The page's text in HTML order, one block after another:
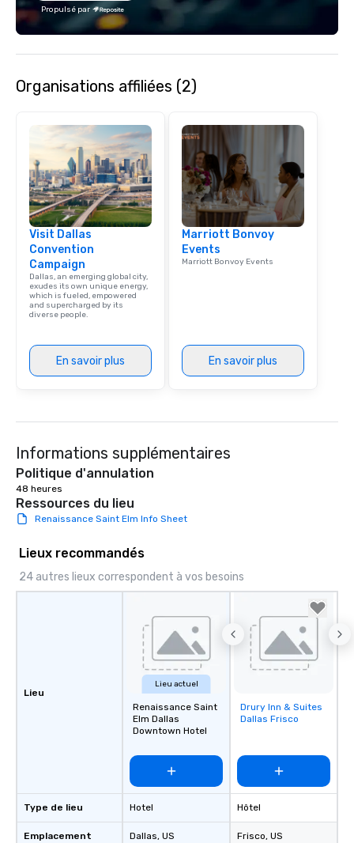
Propulsé par
Organisations affiliées (2)
Visit Dallas
Convention
Campaign
Dallas, an emerging global city,
exudes its own unique energy,
which is fueled, empowered
and supercharged by its
diverse people.
En savoir plus
Marriott Bonvoy
Events
Marriott Bonvoy Events
En savoir plus
Informations supplémentaires
Politique d'annulation
48 heures
Ressources du lieu
Renaissance Saint Elm Info Sheet
Lieux recommandés
24 autres lieux correspondent à vos besoins
Lieu
Type de lieu
Emplacement
Lieu actuel
Renaissance Saint
Elm Dallas
Downtown Hotel
Hotel
Dallas, US
Removed from
favorites
Drury Inn & Suites
Dallas Frisco
Hôtel
Frisco, US